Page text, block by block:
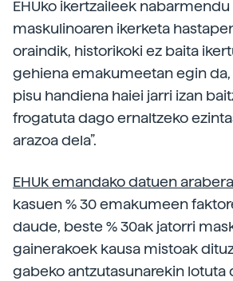
EHUko ikertzaileek
maskulinoaren ikerketa
oraindik, historikoki ez baita
gehiena emakumeetan egin
pisu handiena haiei jarri izan
frogatuta dago ernaltzeko
arazoa dela”.
EHUk emandako datuen arabera
kasuen % 30 emakumeen
daude, beste % 30ak jatorri
gainerakoek kausa mistoak
gabeko antzutasunarekin lotuta